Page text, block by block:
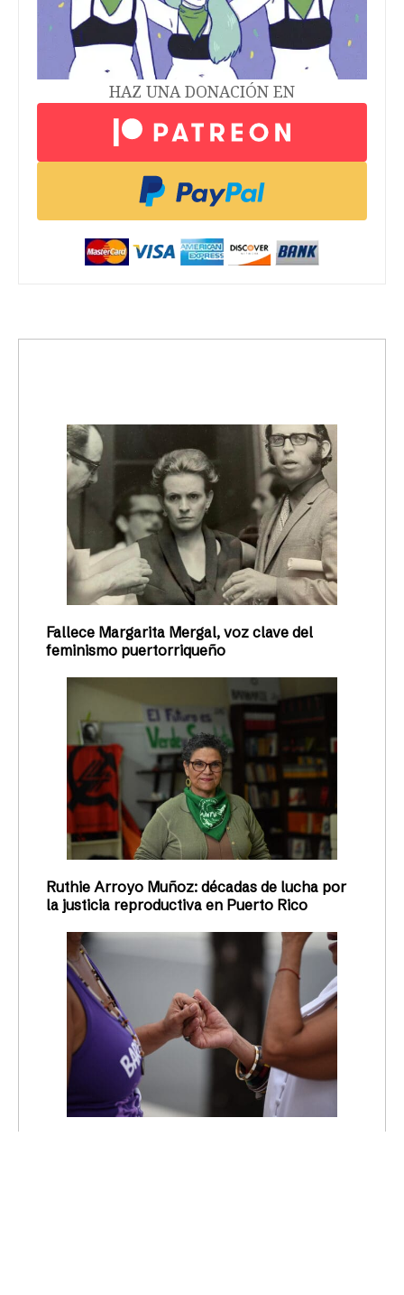
de género son algunas de las motivaciones que
llevaron
Redacción Todas 04/04/2019
CULTURA POP
producido por mujeres
Cuando Ivy Queen, ya siendo famosa, iba los fines
de semana a los clubes de baile, veía a mujeres
intimidadas por hombres que trataban de
Redacción Todas 09/03/2019
Mujeres en la música: hacer
camino sobre campo minado
mujeres músicas compartieron algunas de sus
vivencias abriéndose camino en el quehacer de su
arte, un camino que,
Redacción Todas 07/12/2018
CULTURA POP